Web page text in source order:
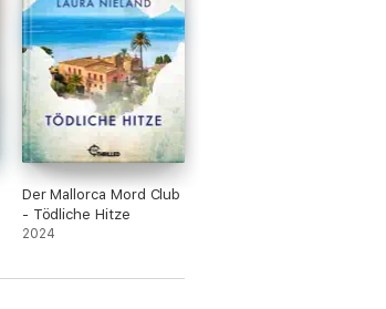
Der Mallorca Mord Club
- Tödliche Hitze
2024